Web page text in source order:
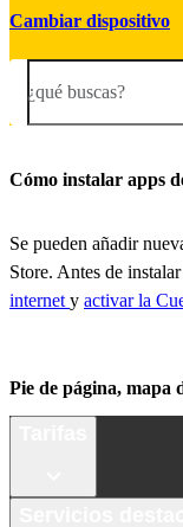
Cambiar dispositivo
¿qué buscas?
Cómo instalar apps
Se pueden añadir
Store. Antes de
internet y activar la
Pie de página, mapa